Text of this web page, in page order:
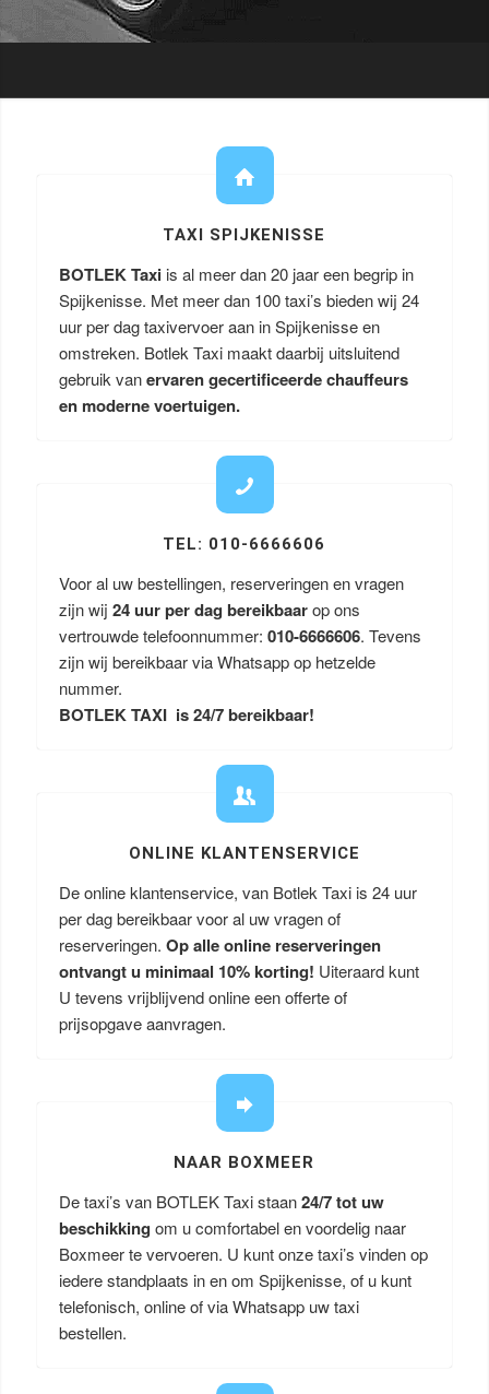
TAXI SPIJKENISSE
BOTLEK Taxi is al meer dan 20 jaar een begrip in
Spijkenisse. Met meer dan 100 taxi’s bieden wij 24
uur per dag taxivervoer aan in Spijkenisse en
omstreken. Botlek Taxi maakt daarbij uitsluitend
gebruik vanervaren gecertificeerde chauffeurs
en moderne voertuigen.
TEL: 010-6666606
Voor al uw bestellingen, reserveringen en vragen
zijn wij 24 uur per dag bereikbaarop ons
vertrouwde telefoonnummer: 010-6666606. Tevens
zijn wij bereikbaar via Whatsapp op hetzelde
nummer.
BOTLEK TAXI is 24/7 bereikbaar!
ONLINE KLANTENSERVICE
De online klantenservice, van Botlek Taxi is 24 uur
per dag bereikbaar voor al uw vragen of
reserveringen. Op alle online reserveringen
ontvangt u minimaal 10% korting! Uiteraard kunt
U tevens vrijblijvend online een offerte of
prijsopgave aanvragen.
NAAR BOXMEER
De taxi’s van BOTLEK Taxi staan24/7 tot uw
beschikking om u comfortabel en voordelig naar
Boxmeer te vervoeren. U kunt onze taxi’s vinden op
iedere standplaats in en om Spijkenisse, of u kunt
telefonisch, online of via Whatsapp uw taxi
bestellen.